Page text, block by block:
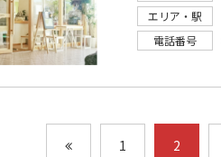
エリア・駅
電話番号
1 2